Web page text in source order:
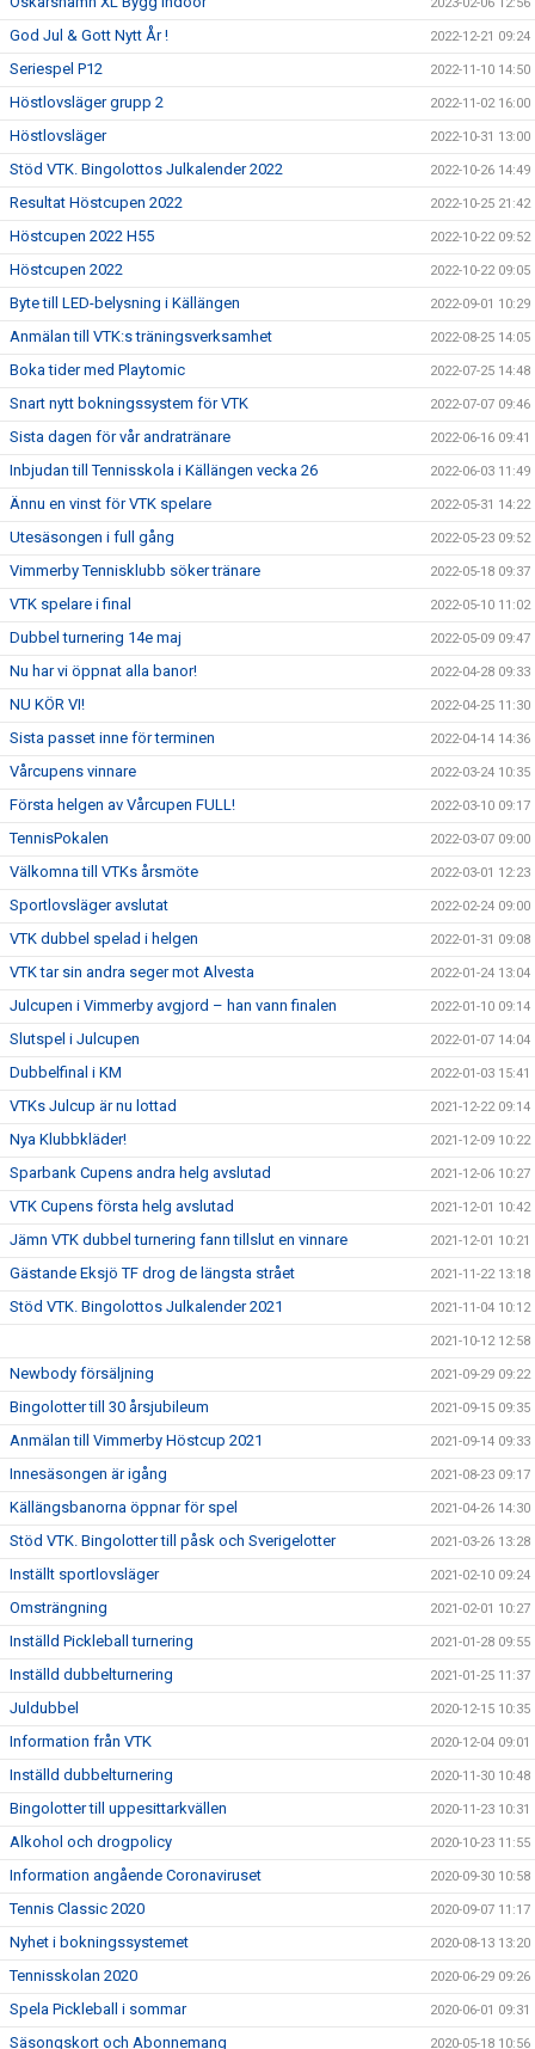
God Jul & Gott Nytt År ! 2022-12-21 09:24
Seriespel P12 2022-11-10 14:50
Höstlovsläger grupp 2 2022-11-02 16:00
Höstlovsläger 2022-10-31 13:00
Stöd VTK. Bingolottos Julkalender 2022 2022-10-26 14:49
Resultat Höstcupen 2022 2022-10-25 21:42
Höstcupen 2022 H55 2022-10-22 09:52
Höstcupen 2022 2022-10-22 09:05
Byte till LED-belysning i Källängen 2022-09-01 10:29
Anmälan till VTK:s träningsverksamhet 2022-08-25 14:05
Boka tider med Playtomic 2022-07-25 14:48
Snart nytt bokningssystem för VTK 2022-07-07 09:46
Sista dagen för vår andratränare 2022-06-16 09:41
Inbjudan till Tennisskola i Källängen vecka 26 2022-06-03 11:49
Ännu en vinst för VTK spelare 2022-05-31 14:22
Utesäsongen i full gång 2022-05-23 09:52
Vimmerby Tennisklubb söker tränare 2022-05-18 09:37
VTK spelare i final 2022-05-10 11:02
Dubbel turnering 14e maj 2022-05-09 09:47
Nu har vi öppnat alla banor! 2022-04-28 09:33
NU KÖR VI! 2022-04-25 11:30
Sista passet inne för terminen 2022-04-14 14:36
Vårcupens vinnare 2022-03-24 10:35
Första helgen av Vårcupen FULL! 2022-03-10 09:17
TennisPokalen 2022-03-07 09:00
Välkomna till VTKs årsmöte 2022-03-01 12:23
Sportlovsläger avslutat 2022-02-24 09:00
VTK dubbel spelad i helgen 2022-01-31 09:08
VTK tar sin andra seger mot Alvesta 2022-01-24 13:04
Julcupen i Vimmerby avgjord – han vann finalen 2022-01-10 09:14
Slutspel i Julcupen 2022-01-07 14:04
Dubbelfinal i KM 2022-01-03 15:41
VTKs Julcup är nu lottad 2021-12-22 09:14
Nya Klubbkläder! 2021-12-09 10:22
Sparbank Cupens andra helg avslutad 2021-12-06 10:27
VTK Cupens första helg avslutad 2021-12-01 10:42
Jämn VTK dubbel turnering fann tillslut en vinnare 2021-12-01 10:21
Gästande Eksjö TF drog de längsta strået 2021-11-22 13:18
Stöd VTK. Bingolottos Julkalender 2021 2021-11-04 10:12
2021-10-12 12:58
Newbody försäljning 2021-09-29 09:22
Bingolotter till 30 årsjubileum 2021-09-15 09:35
Anmälan till Vimmerby Höstcup 2021 2021-09-14 09:33
Innesäsongen är igång 2021-08-23 09:17
Källängsbanorna öppnar för spel 2021-04-26 14:30
Stöd VTK. Bingolotter till påsk och Sverigelotter 2021-03-26 13:28
Inställt sportlovsläger 2021-02-10 09:24
Omsträngning 2021-02-01 10:27
Inställd Pickleball turnering 2021-01-28 09:55
Inställd dubbelturnering 2021-01-25 11:37
Juldubbel 2020-12-15 10:35
Information från VTK 2020-12-04 09:01
Inställd dubbelturnering 2020-11-30 10:48
Bingolotter till uppesittarkvällen 2020-11-23 10:31
Alkohol och drogpolicy 2020-10-23 11:55
Information angående Coronaviruset 2020-09-30 10:58
Tennis Classic 2020 2020-09-07 11:17
Nyhet i bokningssystemet 2020-08-13 13:20
Tennisskolan 2020 2020-06-29 09:26
Spela Pickleball i sommar 2020-06-01 09:31
Säsongskort och Abonnemang 2020-05-18 10:56